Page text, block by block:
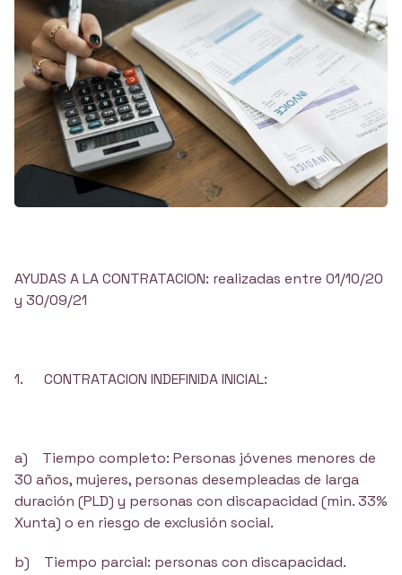
AYUDAS A LA CONTRATACION: realizadas entre 01/10/20
y 30/09/21
1. CONTRATACION INDEFINIDA INICIAL:
a) Tiempo completo: Personas jóvenes menores de
30 años, mujeres, personas desempleadas de larga
duración (PLD) y personas con discapacidad (min. 33%
Xunta) o en riesgo de exclusión social.
b) Tiempo parcial: personas con discapacidad.